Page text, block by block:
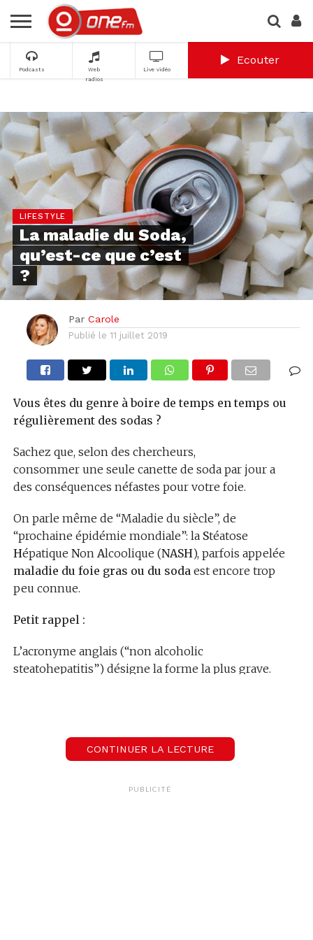
Podcasts
Web
radios
Live vidéo
Ecouter
LIFESTYLE
La maladie du Soda,
qu’est-ce que c’est
?
Par Carole
Publié le 11 juillet 2019
Vous êtes du genre à boire de temps en temps ou
régulièrement des sodas ?
Sachez que, selon des chercheurs,
consommer une seule canette de soda par jour a
des conséquences néfastes pour votre foie.
On parle même de “Maladie du siècle”, de
“prochaine épidémie mondiale”: la Stéatose
Hépatique Non Alcoolique (NASH), parfois appelée
maladie du foie gras ou du soda est encore trop
peu connue.
Petit rappel :
L’acronyme anglais (“non alcoholic
steatohepatitis”) désigne la forme la plus grave.
une part considérable de la population. Selon les
sources, elle va jusqu’à 46%. Le consensus s’établit
CONTINUER LA LECTURE
PUBLICITÉ